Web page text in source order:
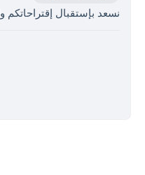
نسعد بإستقبال إقتراحاتكم